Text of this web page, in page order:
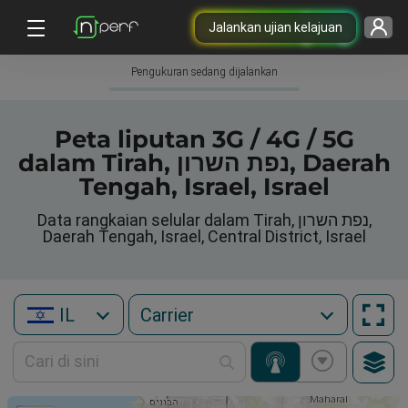
Jalankan ujian kelajuan
Pengukuran sedang dijalankan
Peta liputan 3G / 4G / 5G
dalam Tirah, נפת השרון, Daerah
Tengah, Israel, Israel
Data rangkaian selular dalam Tirah, נפת השרון,
Daerah Tengah, Israel, Central District, Israel
IL